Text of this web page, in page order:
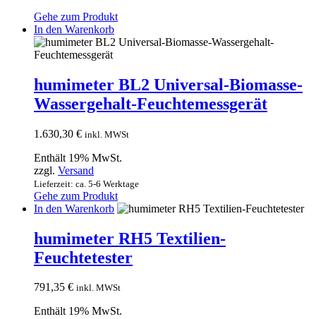
Gehe zum Produkt
In den Warenkorb
humimeter BL2 Universal-Biomasse-
Wassergehalt-Feuchtemessgerät
1.630,30 € inkl. MWSt
Enthält 19% MwSt.
zzgl. Versand
Lieferzeit: ca. 5-6 Werktage
Gehe zum Produkt
In den Warenkorb
humimeter RH5 Textilien-
Feuchtetester
791,35 € inkl. MWSt
Enthält 19% MwSt.